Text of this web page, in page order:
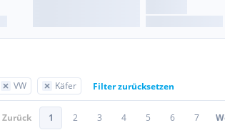
VW Käfer Filter zurücksetzen
Zurück 1 2 3 4 5 6 7